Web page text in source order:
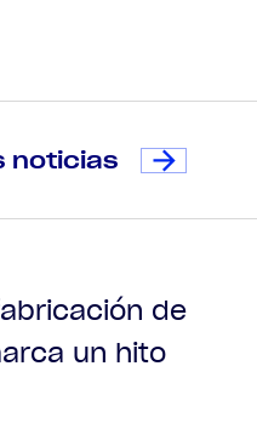
noticias
de
un hito